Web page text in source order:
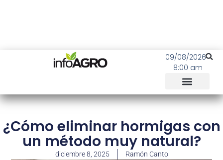
09/08/2026
8:00 am
¿Cómo eliminar hormigas con
un método muy natural?
diciembre 8, 2025 Ramón Canto